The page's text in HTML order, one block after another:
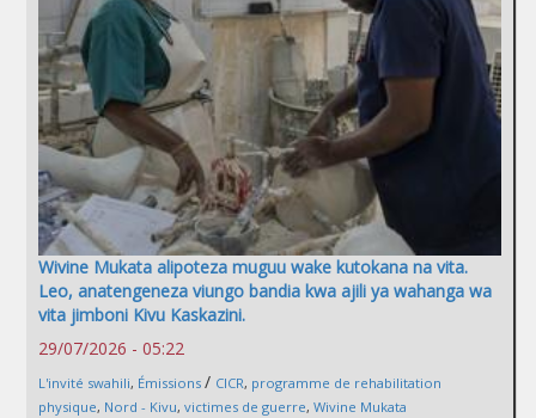
Wivine Mukata alipoteza muguu wake kutokana na vita.
Leo, anatengeneza viungo bandia kwa ajili ya wahanga wa
vita jimboni Kivu Kaskazini.
29/07/2026 - 05:22
L'invité swahili, Émissions / CICR, programme de rehabilitation
physique, Nord - Kivu, victimes de guerre, Wivine Mukata